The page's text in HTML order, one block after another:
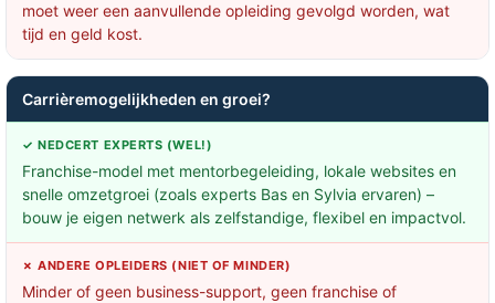
moet weer een aanvullende opleiding gevolgd worden, wat
tijd en geld kost.
Carrièremogelijkheden en groei?
✓ NEDCERT EXPERTS (WEL!)
Franchise-model met mentorbegeleiding, lokale websites en
snelle omzetgroei (zoals experts Bas en Sylvia ervaren) –
bouw je eigen netwerk als zelfstandige, flexibel en impactvol.
✗ ANDERE OPLEIDERS (NIET OF MINDER)
Minder of geen business-support, geen franchise of